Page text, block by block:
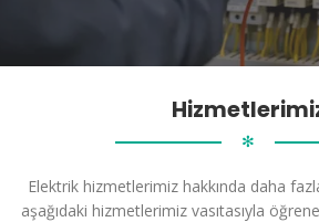
✻
Elektrik hizmetlerimiz hakkında daha
aşağıdaki hizmetlerimiz vasıtasıyla